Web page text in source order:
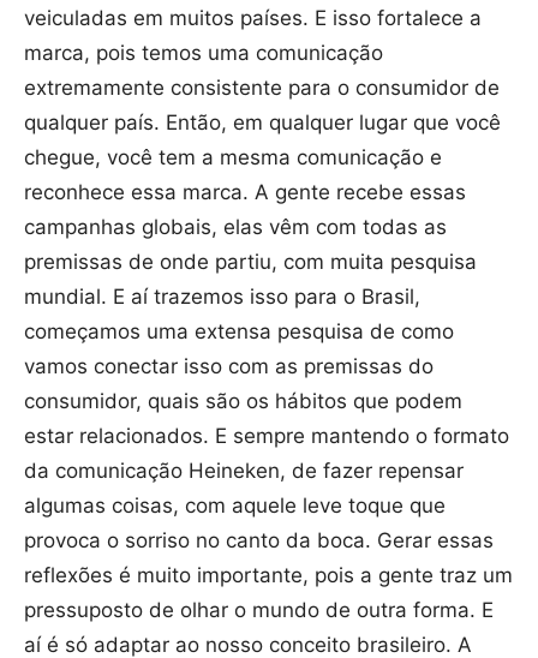
veiculadas em muitos países. E isso fortalece a
marca, pois temos uma comunicação
extremamente consistente para o consumidor de
qualquer país. Então, em qualquer lugar que você
chegue, você tem a mesma comunicação e
reconhece essa marca. A gente recebe essas
campanhas globais, elas vêm com todas as
premissas de onde partiu, com muita pesquisa
mundial. E aí trazemos isso para o Brasil,
começamos uma extensa pesquisa de como
vamos conectar isso com as premissas do
consumidor, quais são os hábitos que podem
estar relacionados. E sempre mantendo o formato
da comunicação Heineken, de fazer repensar
algumas coisas, com aquele leve toque que
provoca o sorriso no canto da boca. Gerar essas
reflexões é muito importante, pois a gente traz um
pressuposto de olhar o mundo de outra forma. E
aí é só adaptar ao nosso conceito brasileiro. A